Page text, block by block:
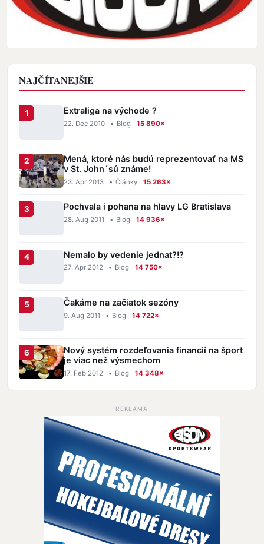
NAJČÍTANEJŠIE
Extraliga na východe ?
22. Dec 2010 • Blog 15 890×
Mená, ktoré nás budú reprezentovať na MS
v St. John´sú známe!
23. Apr 2013 • Články 15 263×
Pochvala i pohana na hlavy LG Bratislava
28. Aug 2011 • Blog 14 936×
Nemalo by vedenie jednat?!?
27. Apr 2012 • Blog 14 750×
Čakáme na začiatok sezóny
9. Aug 2011 • Blog 14 722×
Nový systém rozdeľovania financií na šport
je viac než výsmechom
17. Feb 2012 • Blog 14 348×
REKLAMA